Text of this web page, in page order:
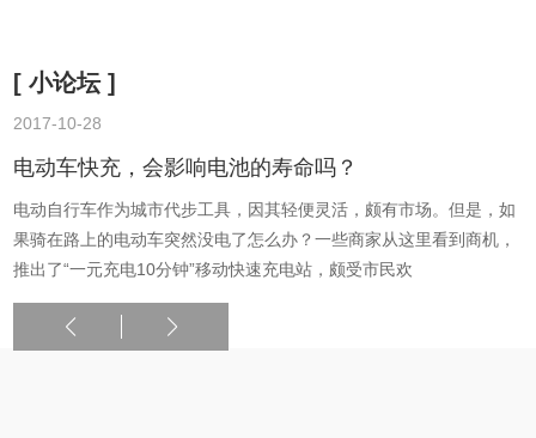
[ 小论坛 ]
2017-10-28
电动车快充，会影响电池的寿命吗？
电动自行车作为城市代步工具，因其轻便灵活，颇有市场。但是，如
果骑在路上的电动车突然没电了怎么办？一些商家从这里看到商机，
推出了“一元充电10分钟”移动快速充电站，颇受市民欢